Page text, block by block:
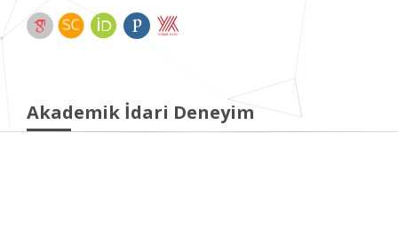
Akademik İdari Deneyim